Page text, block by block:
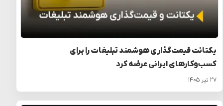
یکتانت قیمت‌گذاری هوشمند تبلیغات را برای
کسب‌وکارهای ایرانی عرضه کرد
۲۷ تیر ۱۴۰۵